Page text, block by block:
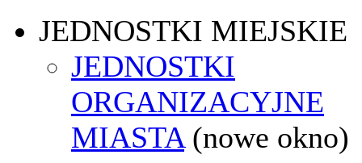
JEDNOSTKI MIEJSKIE
JEDNOSTKI
ORGANIZACYJNE
MIASTA (nowe okno)